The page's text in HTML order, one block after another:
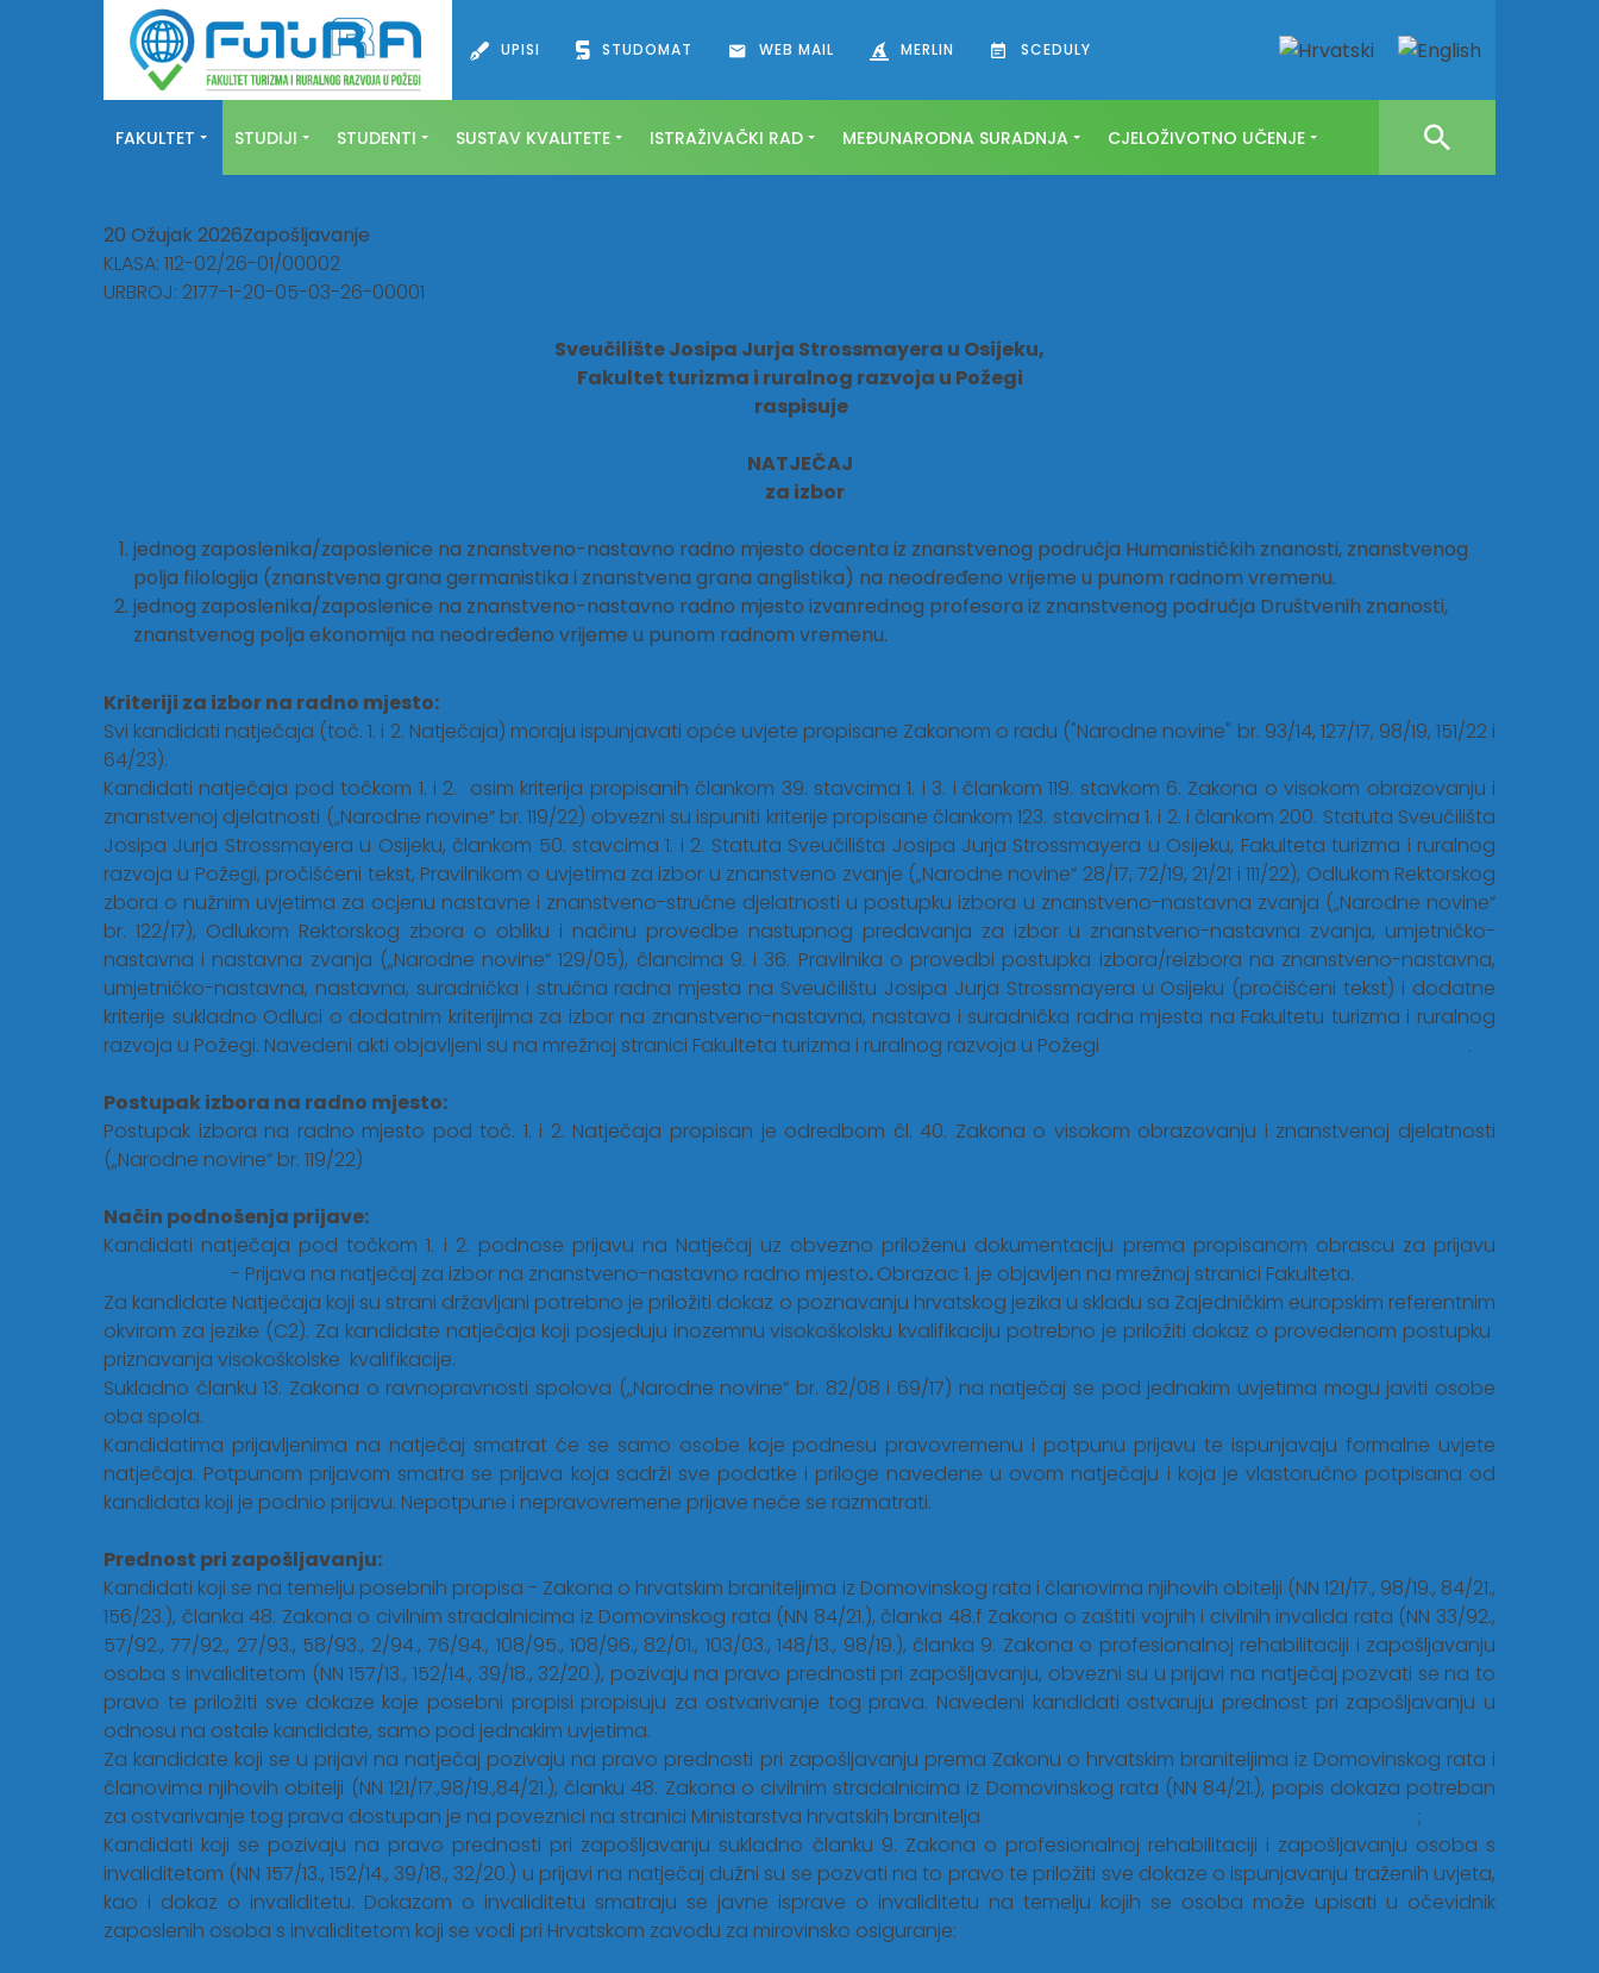
UPISI STUDOMAT WEB MAIL MERLIN SCEDULY
FAKULTET STUDIJI STUDENTI SUSTAV KVALITETE ISTRAŽIVAČKI RAD MEĐUNARODNA SURADNJA CJELOŽIVOTNO UČENJE
20 Ožujak 2026Zapošljavanje
KLASA: 112-02/26-01/00002
URBROJ: 2177-1-20-05-03-26-00001
Sveučilište Josipa Jurja Strossmayera u Osijeku,
Fakultet turizma i ruralnog razvoja u Požegi
raspisuje
NATJEČAJ
za izbor
jednog zaposlenika/zaposlenice na znanstveno-nastavno radno mjesto docenta iz znanstvenog područja Humanističkih znanosti, znanstvenog
polja filologija (znanstvena grana germanistika i znanstvena grana anglistika) na neodređeno vrijeme u punom radnom vremenu.
jednog zaposlenika/zaposlenice na znanstveno-nastavno radno mjesto izvanrednog profesora iz znanstvenog područja Društvenih znanosti,
znanstvenog polja ekonomija na neodređeno vrijeme u punom radnom vremenu.
Kriteriji za izbor na radno mjesto:
Svi kandidati natječaja (toč. 1. i 2. Natječaja) moraju ispunjavati opće uvjete propisane Zakonom o radu ("Narodne novine" br. 93/14, 127/17, 98/19, 151/22 i
64/23).
Kandidati natječaja pod točkom 1. i 2. osim kriterija propisanih člankom 39. stavcima 1. i 3. i člankom 119. stavkom 6. Zakona o visokom obrazovanju i
znanstvenoj djelatnosti („Narodne novine“ br. 119/22) obvezni su ispuniti kriterije propisane člankom 123. stavcima 1. i 2. i člankom 200. Statuta Sveučilišta
Josipa Jurja Strossmayera u Osijeku, člankom 50. stavcima 1. i 2. Statuta Sveučilišta Josipa Jurja Strossmayera u Osijeku, Fakulteta turizma i ruralnog
razvoja u Požegi, pročišćeni tekst, Pravilnikom o uvjetima za izbor u znanstveno zvanje („Narodne novine“ 28/17, 72/19, 21/21 i 111/22), Odlukom Rektorskog
zbora o nužnim uvjetima za ocjenu nastavne i znanstveno-stručne djelatnosti u postupku izbora u znanstveno-nastavna zvanja („Narodne novine“
br. 122/17), Odlukom Rektorskog zbora o obliku i načinu provedbe nastupnog predavanja za izbor u znanstveno-nastavna zvanja, umjetničko-
nastavna i nastavna zvanja („Narodne novine“ 129/05), člancima 9. i 36. Pravilnika o provedbi postupka izbora/reizbora na znanstveno-nastavna,
umjetničko-nastavna, nastavna, suradnička i stručna radna mjesta na Sveučilištu Josipa Jurja Strossmayera u Osijeku (pročišćeni tekst) i dodatne
kriterije sukladno Odluci o dodatnim kriterijima za izbor na znanstveno-nastavna, nastava i suradnička radna mjesta na Fakultetu turizma i ruralnog
razvoja u Požegi. Navedeni akti objavljeni su na mrežnoj stranici Fakulteta turizma i ruralnog razvoja u Požegi
.
Postupak izbora na radno mjesto:
Postupak izbora na radno mjesto pod toč. 1. i 2. Natječaja propisan je odredbom čl. 40. Zakona o visokom obrazovanju i znanstvenoj djelatnosti
(„Narodne novine“ br. 119/22)
Način podnošenja prijave:
Kandidati natječaja pod točkom 1. i 2. podnose prijavu na Natječaj uz obvezno priloženu dokumentaciju prema propisanom obrascu za prijavu
- Prijava na natječaj za izbor na znanstveno-nastavno radno mjesto.Obrazac 1. je objavljen na mrežnoj stranici Fakulteta.
Za kandidate Natječaja koji su strani državljani potrebno je priložiti dokaz o poznavanju hrvatskog jezika u skladu sa Zajedničkim europskim referentnim
okvirom za jezike (C2). Za kandidate natječaja koji posjeduju inozemnu visokoškolsku kvalifikaciju potrebno je priložiti dokaz o provedenom postupku
priznavanja visokoškolske kvalifikacije.
Sukladno članku 13. Zakona o ravnopravnosti spolova („Narodne novine“ br. 82/08 i 69/17) na natječaj se pod jednakim uvjetima mogu javiti osobe
oba spola.
Kandidatima prijavljenima na natječaj smatrat će se samo osobe koje podnesu pravovremenu i potpunu prijavu te ispunjavaju formalne uvjete
natječaja. Potpunom prijavom smatra se prijava koja sadrži sve podatke i priloge navedene u ovom natječaju i koja je vlastoručno potpisana od
kandidata koji je podnio prijavu. Nepotpune i nepravovremene prijave neće se razmatrati.
Prednost pri zapošljavanju:
Kandidati koji se na temelju posebnih propisa - Zakona o hrvatskim braniteljima iz Domovinskog rata i članovima njihovih obitelji (NN 121/17., 98/19., 84/21.,
156/23.), članka 48. Zakona o civilnim stradalnicima iz Domovinskog rata (NN 84/21.), članka 48.f Zakona o zaštiti vojnih i civilnih invalida rata (NN 33/92.,
57/92., 77/92., 27/93., 58/93., 2/94., 76/94., 108/95., 108/96., 82/01., 103/03., 148/13., 98/19.), članka 9. Zakona o profesionalnoj rehabilitaciji i zapošljavanju
osoba s invaliditetom (NN 157/13., 152/14., 39/18., 32/20.), pozivaju na pravo prednosti pri zapošljavanju, obvezni su u prijavi na natječaj pozvati se na to
pravo te priložiti sve dokaze koje posebni propisi propisuju za ostvarivanje tog prava. Navedeni kandidati ostvaruju prednost pri zapošljavanju u
odnosu na ostale kandidate, samo pod jednakim uvjetima.
Za kandidate koji se u prijavi na natječaj pozivaju na pravo prednosti pri zapošljavanju prema Zakonu o hrvatskim braniteljima iz Domovinskog rata i
članovima njihovih obitelji (NN 121/17.,98/19.,84/21.), članku 48. Zakona o civilnim stradalnicima iz Domovinskog rata (NN 84/21.), popis dokaza potreban
za ostvarivanje tog prava dostupan je na poveznici na stranici Ministarstva hrvatskih branitelja
;
Kandidati koji se pozivaju na pravo prednosti pri zapošljavanju sukladno članku 9. Zakona o profesionalnoj rehabilitaciji i zapošljavanju osoba s
invaliditetom (NN 157/13., 152/14., 39/18., 32/20.) u prijavi na natječaj dužni su se pozvati na to pravo te priložiti sve dokaze o ispunjavanju traženih uvjeta,
kao i dokaz o invaliditetu. Dokazom o invaliditetu smatraju se javne isprave o invaliditetu na temelju kojih se osoba može upisati u očevidnik
zaposlenih osoba s invaliditetom koji se vodi pri Hrvatskom zavodu za mirovinsko osiguranje: